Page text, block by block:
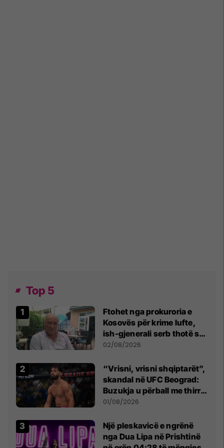
Top 5
Ftohet nga prokuroria e
Kosovës për krime lufte,
ish-gjenerali serb thotë se
dikush e tradhtoi në
02/08/2026
“Vrisni, vrisni shqiptarët”,
skandal në UFC Beograd:
Buzukja u përball me thirrje
anti-shqiptare nga
01/08/2026
Një pleskavicë e ngrënë
nga Dua Lipa në Prishtinë